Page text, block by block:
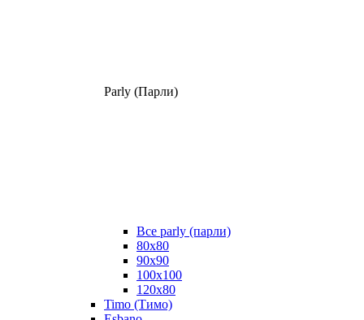
Parly (Парли)
Все parly (парли)
80x80
90x90
100x100
120x80
Timo (Тимо)